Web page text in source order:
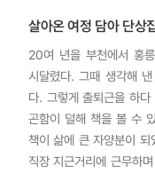
살아온 여정 담아 단상
20여 년을 부천에서 홍
시달렸다. 그때 생각해
다. 그렇게 출퇴근을 하
곤함이 덜해 책을 볼 수
책이 삶에 큰 자양분이
직장 지근거리에 근무하